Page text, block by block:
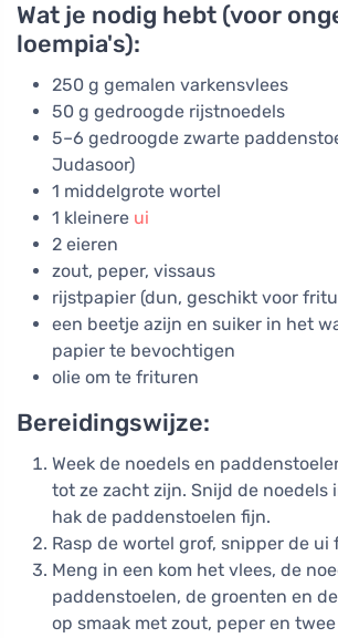
Wat je nodig hebt (voor
loempia's):
250 g gemalen varkensvlees
50 g gedroogde rijstnoedels
5–6 gedroogde zwarte
Judasoor)
1 middelgrote wortel
1 kleinere ui
2 eieren
zout, peper, vissaus
rijstpapier (dun, geschikt voor
een beetje azijn en suiker in het
papier te bevochtigen
olie om te frituren
Bereidingswijze:
Week de noedels en
tot ze zacht zijn. Snijd de noedels
hak de paddenstoelen fijn.
Rasp de wortel grof, snipper de ui
Meng in een kom het vlees, de
paddenstoelen, de groenten en
op smaak met zout, peper en